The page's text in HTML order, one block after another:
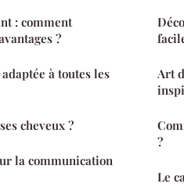
: comment
?
à toutes les
cheveux ?
la communication
Art
?
Le